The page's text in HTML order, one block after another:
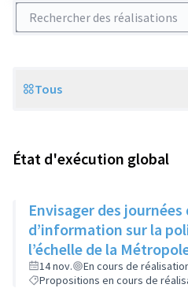
Rechercher des réalisations
Scope
Tous
État d'exécution global
Envisager des
d’information sur la
l’échelle de la
14 nov.
En cours de
Propositions en cours de